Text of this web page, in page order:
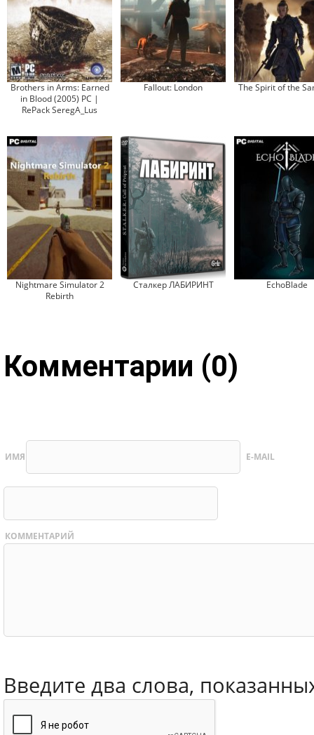
Brothers in Arms: Earned
in Blood (2005) PC |
RePack SeregA_Lus
Fallout: London The Spirit of the
Nightmare Simulator 2
Rebirth
Сталкер ЛАБИРИНТ EchoBlade
Комментарии (0)
ИМЯ E-MAIL
КОММЕНТАРИЙ
Введите два слова,